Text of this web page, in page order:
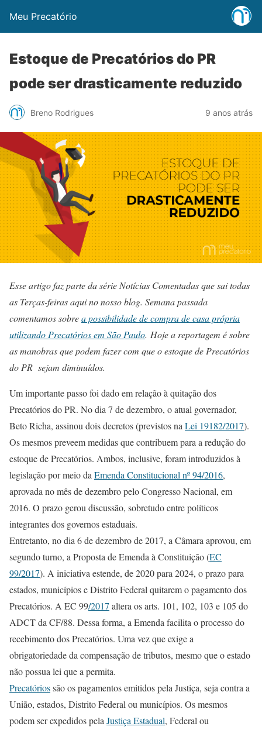
Meu Precatório
Estoque de Precatórios do PR
pode ser drasticamente reduzido
Breno Rodrigues 9 anos atrás
Esse artigo faz parte da série Notícias Comentadas que sai todas
as Terças-feiras aqui no nosso blog. Semana passada
comentamos sobrea possibilidade de compra de casa própria
utilizando Precatórios em São Paulo. Hoje a reportagem é sobre
as manobras que podem fazer com que o estoque de Precatórios
do PR sejam diminuídos.
Um importante passo foi dado em relação à quitação dos
Precatórios do PR. No dia 7 de dezembro, o atual governador,
Beto Richa, assinou dois decretos (previstos na Lei 19182/2017).
Os mesmos preveem medidas que contribuem para a redução do
estoque de Precatórios. Ambos, inclusive, foram introduzidos à
legislação por meio da Emenda Constitucional nº 94/2016,
aprovada no mês de dezembro pelo Congresso Nacional, em
2016. O prazo gerou discussão, sobretudo entre políticos
integrantes dos governos estaduais.
Entretanto, no dia 6 de dezembro de 2017, a Câmara aprovou, em
segundo turno, a Proposta de Emenda à Constituição (EC
99/2017). A iniciativa estende, de 2020 para 2024, o prazo para
estados, municípios e Distrito Federal quitarem o pagamento dos
Precatórios. A EC 99/2017 altera os arts. 101, 102, 103 e 105 do
ADCT da CF/88. Dessa forma, a Emenda facilita o processo do
recebimento dos Precatórios. Uma vez que exige a
obrigatoriedade da compensação de tributos, mesmo que o estado
não possua lei que a permita.
Precatóriossão os pagamentos emitidos pela Justiça, seja contra a
União, estados, Distrito Federal ou municípios. Os mesmos
podem ser expedidos pela Justiça Estadual, Federal ou